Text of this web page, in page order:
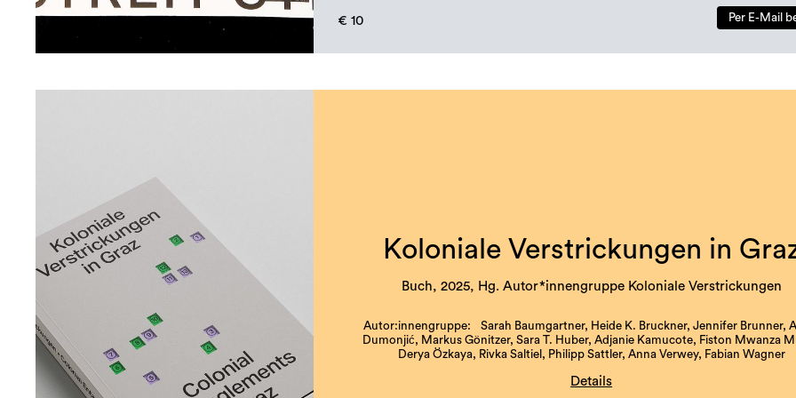
€ 10 Per E-Mail
Koloniale Verstrickungen in
Buch, 2025, Hg. Autor*innengruppe Koloniale Verstrickungen
Autor:innengruppe: Sarah Baumgartner, Heide K. Bruckner, Jennifer Brunner,
Dumonjić, Markus Gönitzer, Sara T. Huber, Adjanie Kamucote, Fiston Mwanza
Derya Özkaya, Rivka Saltiel, Philipp Sattler, Anna Verwey, Fabian Wagner
Details